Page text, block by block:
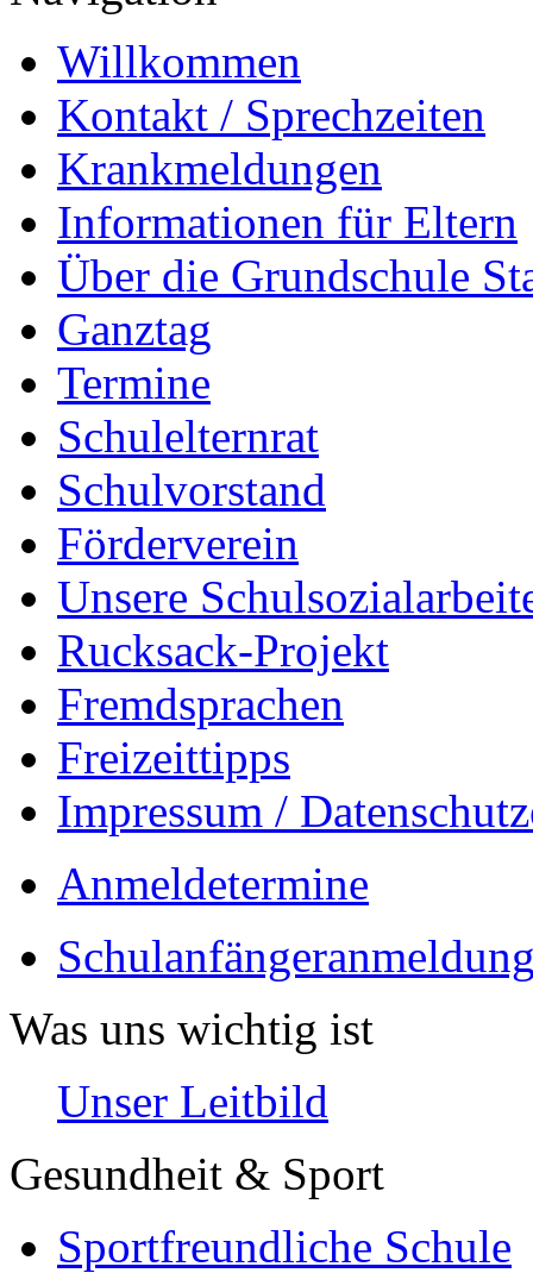
Willkommen
Kontakt / Sprechzeiten
Krankmeldungen
Informationen für Eltern
Über die Grundschule
Ganztag
Termine
Schulelternrat
Schulvorstand
Förderverein
Unsere
Rucksack-Projekt
Fremdsprachen
Freizeittipps
Impressum /
Anmeldetermine
Was uns wichtig ist
Unser Leitbild
Gesundheit & Sport
Sportfreundliche Schule